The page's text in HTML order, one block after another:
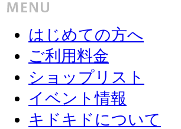
はじめての方へ
ご利用料金
ショップリスト
イベント情報
キドキドについて